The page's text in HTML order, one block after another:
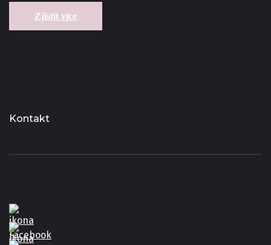
Zjistit více
Kontakt